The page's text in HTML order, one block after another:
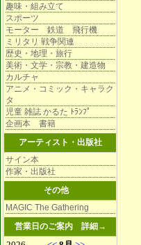
趣味・組み立て
スポーツ
モーター 鉄道 飛行機
ミリタリ 戦争関連
歴史・地理・旅行
美術・文学・宗教・建造物
カルチャ
アニメ・コミック・キャラク
タ
児童 雑誌 かるた ﾄﾗﾝﾌﾟ
企画本 書籍
アーティスト・出版社
サイン本
作家・出版社
その他
MAGIC The Gathering
営業日のご案内 詳細→